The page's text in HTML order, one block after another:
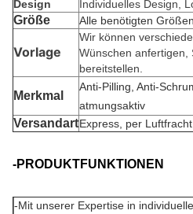
Design
Individuelles Design,
Größe Alle benötigten
Vorlage
Wir können
Wünschen anfertigen,
bereitstellen.
Merkmal
Anti-Pilling, Anti-
atmungsaktiv
VersandartExpress, per
-PRODUKTFUNKTIONEN
-Mit unserer Expertise in